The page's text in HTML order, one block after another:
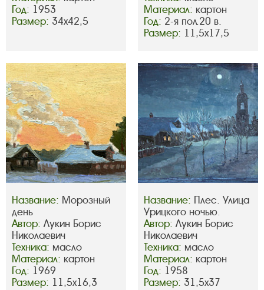
Год: 1953
Размер: 34х42,5
Материал: картон
Год: 2-я пол.20 в.
Размер: 11,5х17,5
Название: Морозный
день
Автор: Лукин Борис
Николаевич
Техника: масло
Материал: картон
Год: 1969
Размер: 11,5х16,3
Название: Плес. Улица
Урицкого ночью.
Автор: Лукин Борис
Николаевич
Техника: масло
Материал: картон
Год: 1958
Размер: 31,5х37